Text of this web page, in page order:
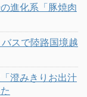
進化系「豚焼肉
スで陸路国境越
澄みきりお出汁